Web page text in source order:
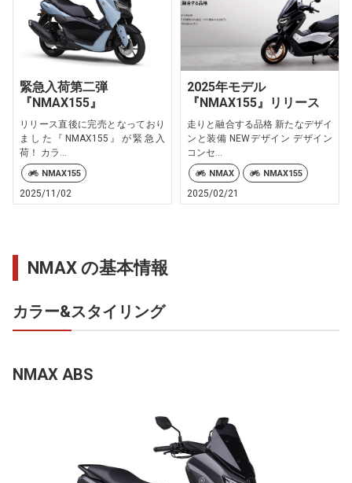
緊急入荷第二弾
『NMAX155』
リリース直後に完売となっており
ました『NMAX155』が緊急入
荷！ カラ...
NMAX155
2025/11/02
2025年モデル
『NMAX155』リリース
走りと融合する品格 新たなデザイ
ンと装備 NEWデザイン デザイン
コンセ...
NMAX NMAX155
2025/02/21
NMAX の基本情報
カラー&スタイリング
NMAX ABS